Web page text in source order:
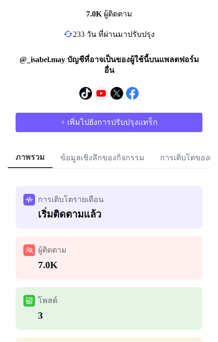
7.0K ผู้ติดตาม
233 วัน ที่ผ่านมาปรับปรุง
@_isabel.may บัญชีที่อาจเป็นของผู้ใช้นี้บนแพลตฟอร์ม
อื่น
+ เพิ่มไปยังการปรับปรุงแทร็ก
ภาพรวม ข้อมูลเชิงลึกของกิจกรรม การเติบโตของผู้
การเติบโตรายเดือน
เริ่มติดตามแล้ว
ผู้ติดตาม
7.0K
โพสต์
3